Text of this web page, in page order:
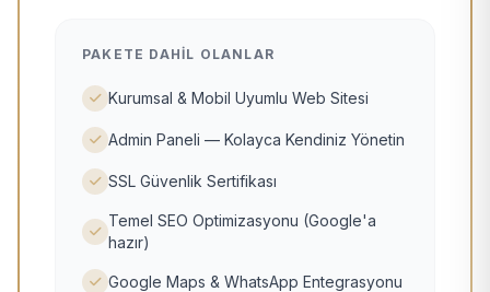
PAKETE DAHIL OLANLAR
Kurumsal & Mobil Uyumlu Web Sitesi
Admin Paneli — Kolayca Kendiniz Yönetin
SSL Güvenlik Sertifikası
Temel SEO Optimizasyonu (Google'a
hazır)
Google Maps & WhatsApp Entegrasyonu